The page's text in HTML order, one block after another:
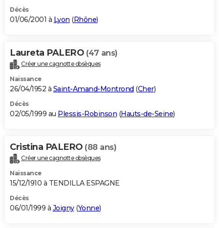
Décès
01/06/2001 à Lyon (Rhône)
Laureta PALERO (47 ans)
Créer une cagnotte obsèques
Naissance
26/04/1952 à Saint-Amand-Montrond (Cher)
Décès
02/05/1999 au Plessis-Robinson (Hauts-de-Seine)
Cristina PALERO (88 ans)
Créer une cagnotte obsèques
Naissance
15/12/1910 à TENDILLA ESPAGNE
Décès
06/01/1999 à Joigny(Yonne)